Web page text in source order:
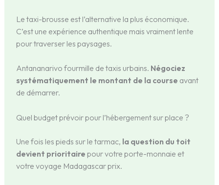
Le taxi-brousse est l’alternative la plus économique.
C’est une expérience authentique mais vraiment lente
pour traverser les paysages.
Antananarivo fourmille de taxis urbains. Négociez
systématiquement le montant de la course avant
de démarrer.
Quel budget prévoir pour l’hébergement sur place ?
Une fois les pieds sur le tarmac, la question du toit
devient prioritaire pour votre porte-monnaie et
votre voyage Madagascar prix.